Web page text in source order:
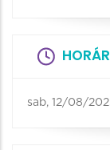
sab, 12/08/